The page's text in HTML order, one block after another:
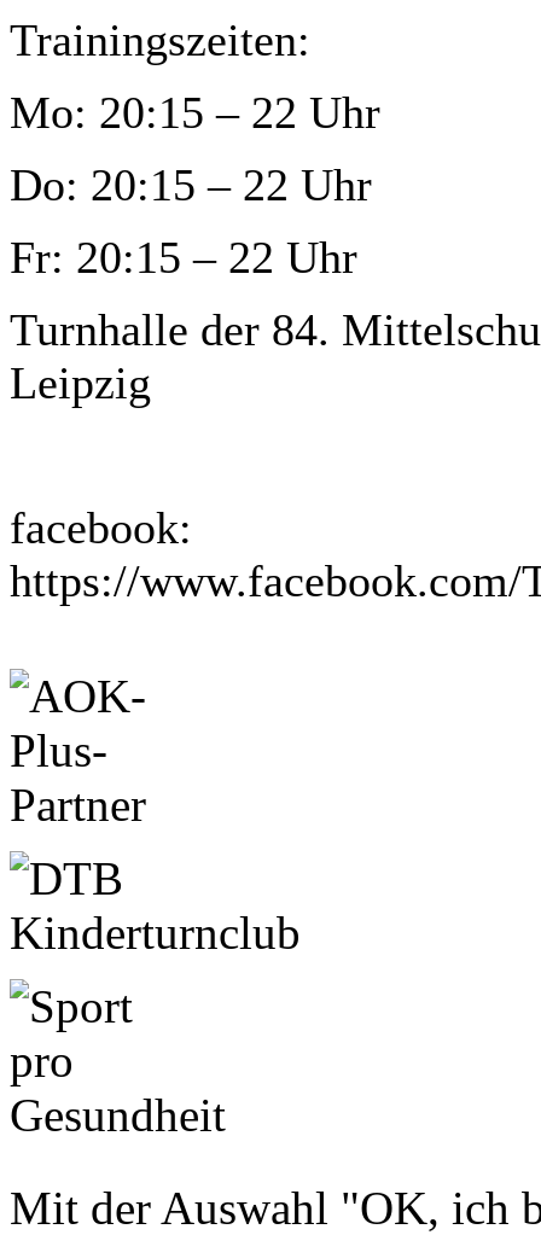
Trainingszeiten:
Mo: 20:15 – 22 Uhr
Do: 20:15 – 22 Uhr
Fr: 20:15 – 22 Uhr
Turnhalle der 84.
Leipzig
facebook:
https://
Mit der Auswahl "OK, ich